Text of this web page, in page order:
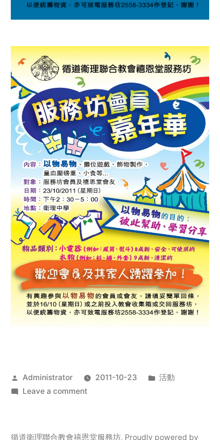
Posted
by
Administrator 2011-10-23
Posted
活動
Leave a commenton
服
循道衛理聯合教會禧恩堂服務坊, Proudly powered by